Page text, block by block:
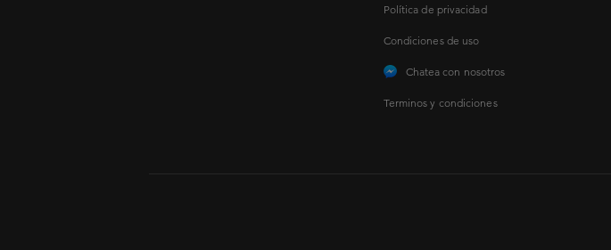
Política de privacidad
Condiciones de uso
Chatea con nosotros
Terminos y condiciones